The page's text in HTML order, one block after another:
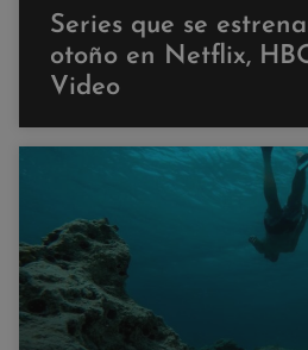
Series que se
otoño en Netflix,
Video